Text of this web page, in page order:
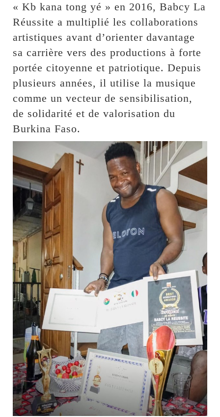
« Kb kana tong yé » en 2016, Babcy La
Réussite a multiplié les collaborations
artistiques avant d’orienter davantage
sa carrière vers des productions à forte
portée citoyenne et patriotique. Depuis
plusieurs années, il utilise la musique
comme un vecteur de sensibilisation,
de solidarité et de valorisation du
Burkina Faso.